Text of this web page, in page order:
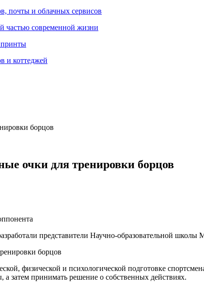
почты и облачных сервисов
частью современной жизни
принты
и коттеджей
борцов
очки для тренировки борцов
представители Научно-образовательной
физической и психологической подготовке
затем принимать решение о собственных действиях.